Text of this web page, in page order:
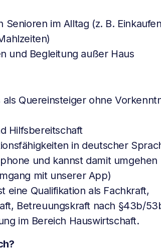
Senioren im Alltag (z. B.
und Begleitung außer Haus
Quereinsteiger ohne
Hilfsbereitschaft
in deutscher
und kannst damit umgehen
mit unserer App)
eine Qualifikation als Fachkraft,
Betreuungskraft nach §43b/
im Bereich Hauswirtschaft.